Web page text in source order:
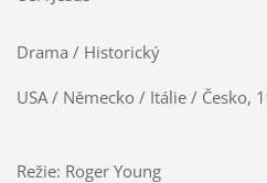
Drama / Historický
USA / Německo / Itálie / Česko,
Režie: Roger Young